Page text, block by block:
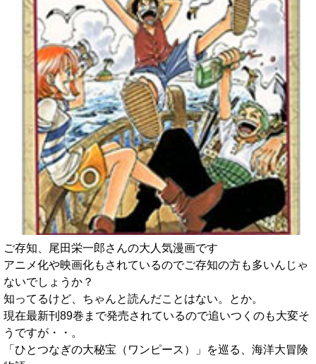
ご存知、尾田栄一郎さんの大人気漫画です
アニメ化や映画化もされているのでご存知の方も多いんじゃ
ないでしょうか？
知ってるけど、ちゃんと読んだことはない。とか。
現在最新刊89巻まで発売されているので追いつくのも大変そ
うですが・・。
「ひとつなぎの大秘宝（ワンピース）」を巡る、海洋大冒険